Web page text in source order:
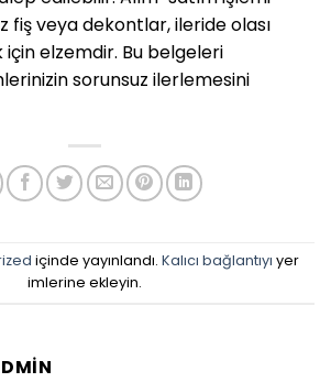
fiş veya dekontlar, ileride olası
için elzemdir. Bu belgeleri
sorunsuz ilerlemesini
içinde yayınlandı. Kalıcı bağlantıyı yer
imlerine ekleyin.